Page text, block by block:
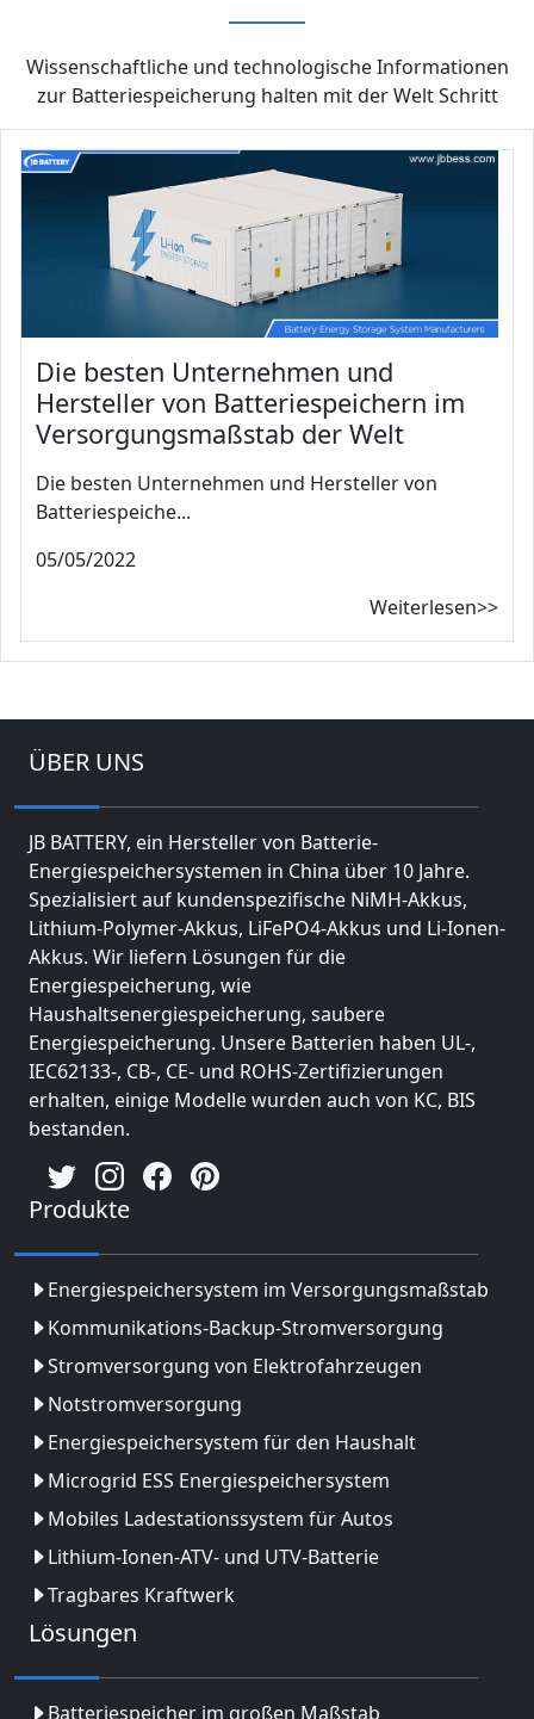
Wissenschaftliche und technologische Informationen
zur Batteriespeicherung halten mit der Welt Schritt
Die besten Unternehmen und
Hersteller von Batteriespeichern im
Versorgungsmaßstab der Welt
Die besten Unternehmen und Hersteller von
Batteriespeiche...
05/05/2022
Weiterlesen>>
ÜBER UNS
JB BATTERY, ein Hersteller von Batterie-
Energiespeichersystemen in China über 10 Jahre.
Spezialisiert auf kundenspezifische NiMH-Akkus,
Lithium-Polymer-Akkus, LiFePO4-Akkus und Li-Ionen-
Akkus. Wir liefern Lösungen für die
Energiespeicherung, wie
Haushaltsenergiespeicherung, saubere
Energiespeicherung. Unsere Batterien haben UL-,
IEC62133-, CB-, CE- und ROHS-Zertifizierungen
erhalten, einige Modelle wurden auch von KC, BIS
bestanden.
Produkte
Energiespeichersystem im Versorgungsmaßstab
Kommunikations-Backup-Stromversorgung
Stromversorgung von Elektrofahrzeugen
Notstromversorgung
Energiespeichersystem für den Haushalt
Microgrid ESS Energiespeichersystem
Mobiles Ladestationssystem für Autos
Lithium-Ionen-ATV- und UTV-Batterie
Tragbares Kraftwerk
Lösungen
Batteriespeicher im großen Maßstab